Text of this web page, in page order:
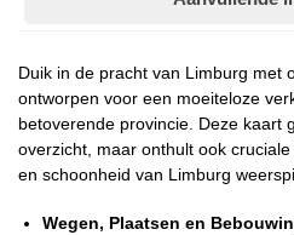
Duik in de pracht van Limburg met
ontworpen voor een moeiteloze
betoverende provincie. Deze kaart
overzicht, maar onthult ook
en schoonheid van Limburg
Wegen, Plaatsen en